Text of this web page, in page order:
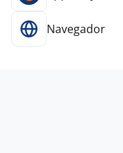
Navegador